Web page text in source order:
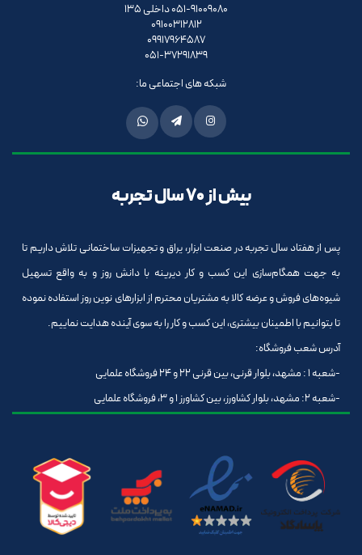
051-91009080 داخلی 135
09100312812
09917964587
051-37291839
شبکه های اجتماعی ما:
بیش از 70 سال تجربه
پس از هفتاد سال تجربه در صنعت ابزار، یراق و تجهیزات ساختمانی تلاش داریم تا
به جهت همگام‌سازی این کسب و کار دیرینه با دانش روز و به واقع تسهیل
شیوه‌های فروش و عرضه کالا به مشتریان محترم از ابزارهای نوین روز استفاده نموده
تا بتوانیم با اطمینان بیشتری، این کسب و کار را به سوی آینده هدایت نماییم.
آدرس شعب فروشگاه:
-شعبه 1 : مشهد، بلوار قرنی، بین قرنی 22 و 24 فروشگاه علمایی
-شعبه 2: مشهد، بلوار کشاورز، بین کشاورز 1 و 3، فروشگاه علمایی